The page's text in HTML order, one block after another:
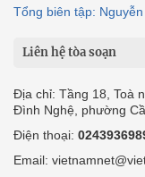
Tổng biên tập:
Liên hệ tòa soạn
Địa chỉ: Tầng 18, Toà
Đình Nghệ, phường
Điện thoại:
Email: